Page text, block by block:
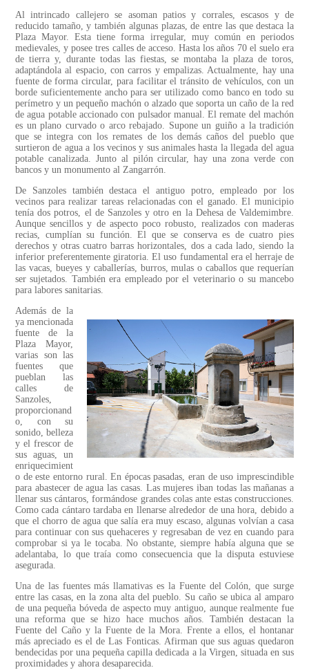
Al intrincado callejero se asoman patios y corrales, escasos y de
reducido tamaño, y también algunas plazas, de entre las que destaca la
Plaza Mayor. Esta tiene forma irregular, muy común en periodos
medievales, y posee tres calles de acceso. Hasta los años 70 el suelo era
de tierra y, durante todas las fiestas, se montaba la plaza de toros,
adaptándola al espacio, con carros y empalizas. Actualmente, hay una
fuente de forma circular, para facilitar el tránsito de vehículos, con un
borde suficientemente ancho para ser utilizado como banco en todo su
perímetro y un pequeño machón o alzado que soporta un caño de la red
de agua potable accionado con pulsador manual. El remate del machón
es un plano curvado o arco rebajado. Supone un guiño a la tradición
que se integra con los remates de los demás caños del pueblo que
surtieron de agua a los vecinos y sus animales hasta la llegada del agua
potable canalizada. Junto al pilón circular, hay una zona verde con
bancos y un monumento al Zangarrón.
De Sanzoles también destaca el antiguo potro, empleado por los
vecinos para realizar tareas relacionadas con el ganado. El municipio
tenía dos potros, el de Sanzoles y otro en la Dehesa de Valdemimbre.
Aunque sencillos y de aspecto poco robusto, realizados con maderas
recias, cumplían su función. El que se conserva es de cuatro pies
derechos y otras cuatro barras horizontales, dos a cada lado, siendo la
inferior preferentemente giratoria. El uso fundamental era el herraje de
las vacas, bueyes y caballerías, burros, mulas o caballos que requerían
ser sujetados. También era empleado por el veterinario o su mancebo
para labores sanitarias.
Además de la
ya mencionada
fuente de la
Plaza Mayor,
varias son las
fuentes que
pueblan las
calles de
Sanzoles,
proporcionand
o, con su
sonido, belleza
y el frescor de
sus aguas, un
enriquecimient
o de este entorno rural. En épocas pasadas, eran de uso imprescindible
para abastecer de agua las casas. Las mujeres iban todas las mañanas a
llenar sus cántaros, formándose grandes colas ante estas construcciones.
Como cada cántaro tardaba en llenarse alrededor de una hora, debido a
que el chorro de agua que salía era muy escaso, algunas volvían a casa
para continuar con sus quehaceres y regresaban de vez en cuando para
comprobar si ya le tocaba. No obstante, siempre había alguna que se
adelantaba, lo que traía como consecuencia que la disputa estuviese
asegurada.
Una de las fuentes más llamativas es la Fuente del Colón, que surge
entre las casas, en la zona alta del pueblo. Su caño se ubica al amparo
de una pequeña bóveda de aspecto muy antiguo, aunque realmente fue
una reforma que se hizo hace muchos años. También destacan la
Fuente del Caño y la Fuente de la Mora. Frente a ellos, el hontanar
más apreciado es el de Las Fonticas. Afirman que sus aguas quedaron
bendecidas por una pequeña capilla dedicada a la Virgen, situada en sus
proximidades y ahora desaparecida.